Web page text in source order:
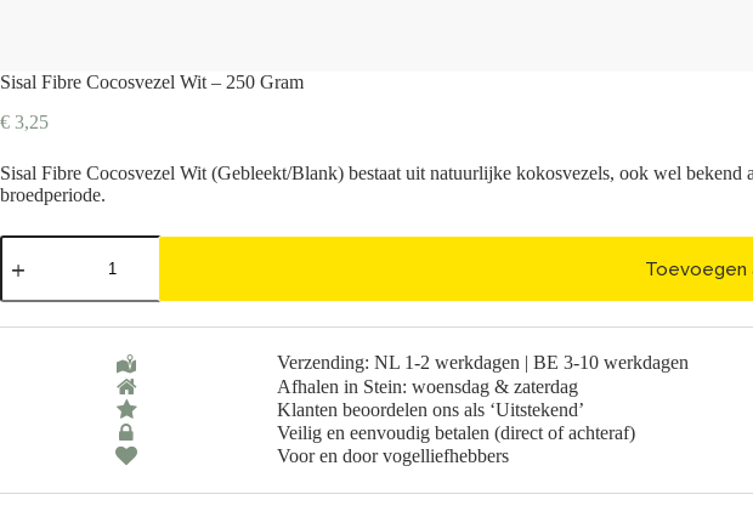
Sisal Fibre Cocosvezel Wit – 250 Gram
€ 3,25
Sisal Fibre Cocosvezel Wit (Gebleekt/Blank) bestaat uit natuurlijke kokosvezels, ook wel
broedperiode.
Sisal
Fibre
Wit
-
Toevoegen
Verzending: NL 1-2 werkdagen | BE 3-10 werkdagen
Afhalen in Stein: woensdag & zaterdag
Klanten beoordelen ons als ‘Uitstekend’
Veilig en eenvoudig betalen (direct of achteraf)
Voor en door vogelliefhebbers